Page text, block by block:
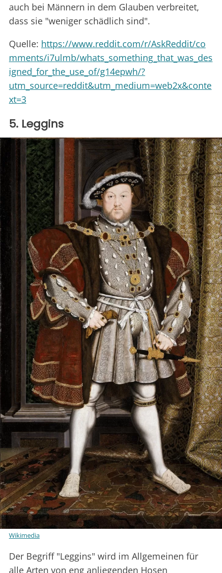
auch bei Männern in dem Glauben verbreitet,
dass sie "weniger schädlich sind".
Quelle: https://www.reddit.com/r/AskReddit/co
mments/i7ulmb/whats_something_that_was_des
igned_for_the_use_of/g14epwh/?
utm_source=reddit&utm_medium=web2x&conte
xt=3
5. Leggins
Wikimedia
Der Begriff "Leggins" wird im Allgemeinen für
alle Arten von eng anliegenden Hosen